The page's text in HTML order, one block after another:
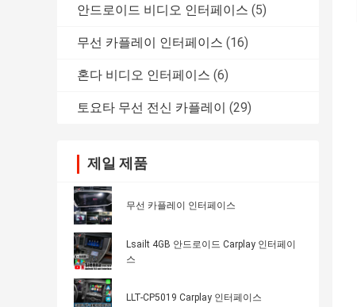
안드로이드 비디오 인터페이스 (5)
무선 카플레이 인터페이스 (16)
혼다 비디오 인터페이스 (6)
토요타 무선 전신 카플레이 (29)
제일 제품
무선 카플레이 인터페이스
Lsailt 4GB 안드로이드 Carplay 인터페이
스
LLT-CP5019 Carplay 인터페이스